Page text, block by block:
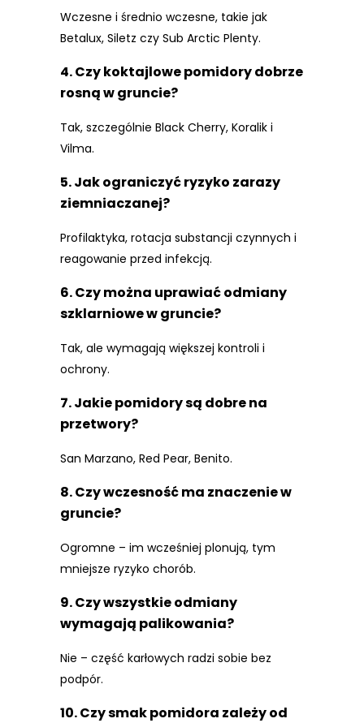
Wczesne i średnio wczesne, takie jak
Betalux, Siletz czy Sub Arctic Plenty.
4. Czy koktajlowe pomidory dobrze
rosną w gruncie?
Tak, szczególnie Black Cherry, Koralik i
Vilma.
5. Jak ograniczyć ryzyko zarazy
ziemniaczanej?
Profilaktyka, rotacja substancji czynnych i
reagowanie przed infekcją.
6. Czy można uprawiać odmiany
szklarniowe w gruncie?
Tak, ale wymagają większej kontroli i
ochrony.
7. Jakie pomidory są dobre na
przetwory?
San Marzano, Red Pear, Benito.
8. Czy wczesność ma znaczenie w
gruncie?
Ogromne – im wcześniej plonują, tym
mniejsze ryzyko chorób.
9. Czy wszystkie odmiany
wymagają palikowania?
Nie – część karłowych radzi sobie bez
podpór.
10. Czy smak pomidora zależy od